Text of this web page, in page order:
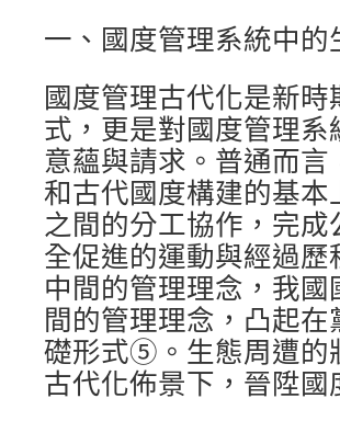
一、國度管理系統中
國度管理古代化是新
式，更是對國度管理
意蘊與請求。普通而
和古代國度構建的基
之間的分工協作，完
全促進的運動與經過
中間的管理理念，我
間的管理理念，凸起
礎形式⑤。生態周遭的
古代化佈景下，晉陞